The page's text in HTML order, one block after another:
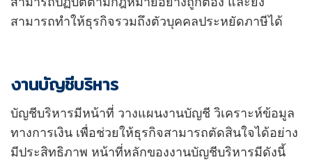
สามารถทำให้ธุรกิจรวมถึงตัวบุคคลประหยัดภาษีได้
งานบัญชีบริหาร
บัญชีบริหารมีหน้าที่ วางแผนงานบัญชี วิเคราะห์ข้อมูล
ทางการเงิน เพื่อช่วยให้ธุรกิจสามารถตัดสินใจได้อย่าง
มีประสิทธิภาพ หน้าที่หลักของงานบัญชีบริหารมีดังนี้